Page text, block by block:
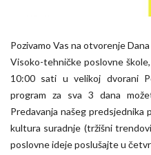
Pozivamo Vas na otvorenje
Visoko-tehničke poslovne
10:00 sati u velikoj dvorani
program za sva 3 dana
Predavanja našeg predsjednika
kultura suradnje (tržišni
poslovne ideje poslušajte u